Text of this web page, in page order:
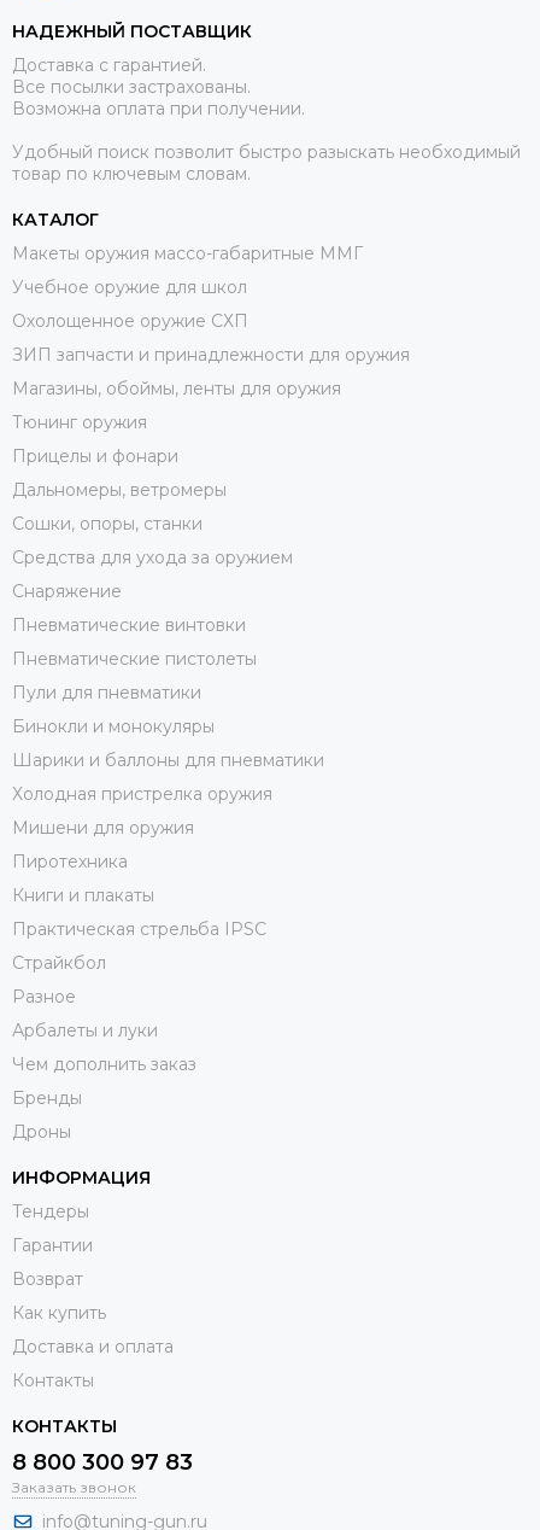
НАДЕЖНЫЙ ПОСТАВЩИК
Доставка с гарантией.
Все посылки застрахованы.
Возможна оплата при получении.
Удобный поиск позволит быстро разыскать необходимый
товар по ключевым словам.
КАТАЛОГ
Макеты оружия массо-габаритные ММГ
Учебное оружие для школ
Охолощенное оружие СХП
ЗИП запчасти и принадлежности для оружия
Магазины, обоймы, ленты для оружия
Тюнинг оружия
Прицелы и фонари
Дальномеры, ветромеры
Сошки, опоры, станки
Средства для ухода за оружием
Снаряжение
Пневматические винтовки
Пневматические пистолеты
Пули для пневматики
Бинокли и монокуляры
Шарики и баллоны для пневматики
Холодная пристрелка оружия
Мишени для оружия
Пиротехника
Книги и плакаты
Практическая стрельба IPSC
Страйкбол
Разное
Арбалеты и луки
Чем дополнить заказ
Бренды
Дроны
ИНФОРМАЦИЯ
Тендеры
Гарантии
Возврат
Как купить
Доставка и оплата
Контакты
КОНТАКТЫ
8 800 300 97 83
Заказать звонок
info@tuning-gun.ru